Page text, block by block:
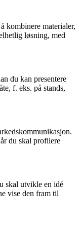
kombinere materialer,
løsning, med
du kan presentere
f. eks. på stands,
du skal profilere
skal utvikle en idé
vise den fram til